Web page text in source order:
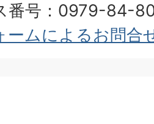
番号：0979-84-
ームによるお問合